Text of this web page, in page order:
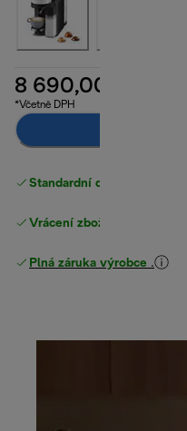
8 690,00 Kč
*Včetně DPH
Standardní doručení zdarma
Vrácení zboží zdarma
Plná záruka výrobce .